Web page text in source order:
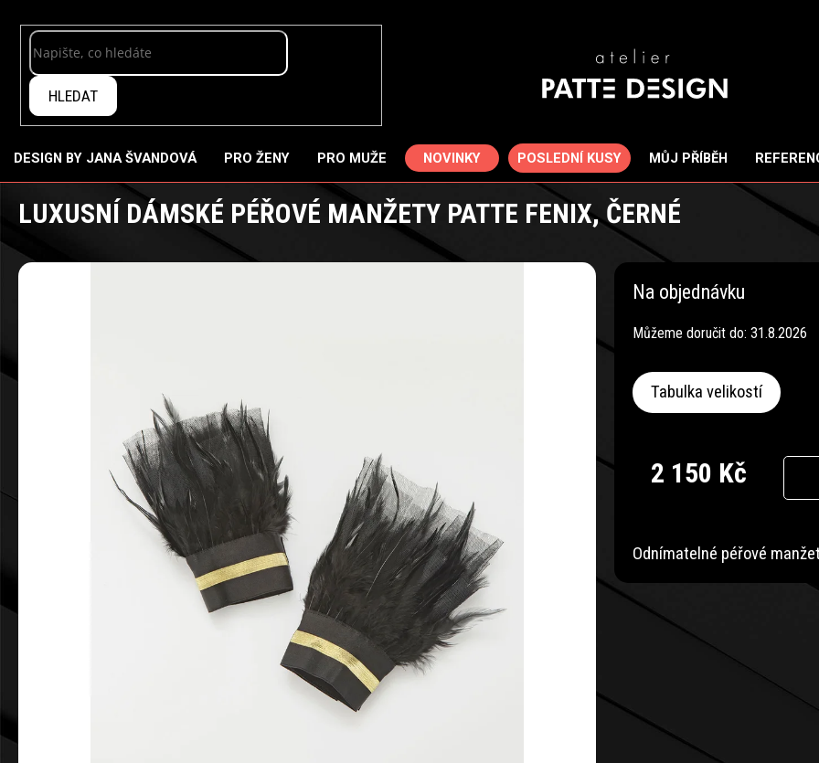
Přejít
obsah
HLEDAT
DESIGN BY JANA ŠVANDOVÁ PRO ŽENY PRO MUŽE NOVINKY POSLEDNÍ KUSY MŮJ PŘÍBĚH
LUXUSNÍ DÁMSKÉ PÉŘOVÉ MANŽETY PATTE FENIX, ČERNÉ
Na objednávku
Můžeme doručit do: 31.8.2026
Tabulka velikostí
2 150 Kč
Odnímatelné péřové